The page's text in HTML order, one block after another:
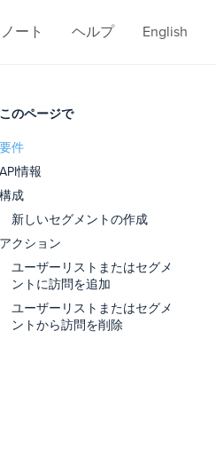
ート ヘルプ English
このページで
要件
API情報
構成
新しいセグメントの作成
アクション
ユーザーリストまたはセグメ
ントに訪問を追加
ユーザーリストまたはセグメ
ントから訪問を削除